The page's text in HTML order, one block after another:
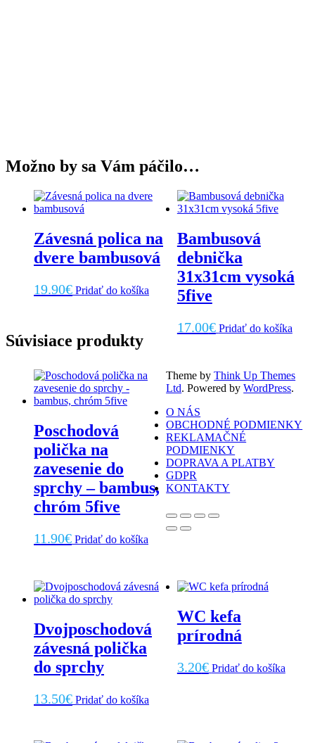
Možno by sa Vám páčilo…
Závesná polica na
dvere bambusová
19.90€ Pridať do košíka
Bambusová
debnička
31x31cm vysoká
5five
17.00€ Pridať do košíka
Poschodová
polička na
zavesenie do
sprchy – bambus,
chróm 5five
11.90€ Pridať do košíka
Súvisiace produkty
Dvojposchodová
závesná polička
do sprchy
13.50€ Pridať do košíka
WC kefa
prírodná
3.20€ Pridať do košíka
Theme byThink Up Themes
Ltd. Powered byWordPress.
O NÁS
OBCHODNÉ PODMIENKY
REKLAMAČNÉ
PODMIENKY
DOPRAVA A PLATBY
GDPR
KONTAKTY